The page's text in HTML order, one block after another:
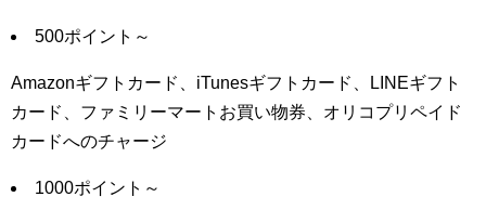
500ポイント～
Amazonギフトカード、iTunesギフトカード、LINEギフト
カード、ファミリーマートお買い物券、オリコプリペイド
カードへのチャージ
1000ポイント～